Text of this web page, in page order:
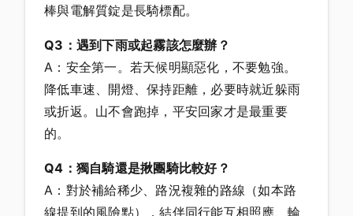
棒與電解質錠是長騎標配。
Q3：遇到下雨或起霧該怎麼辦？
A：安全第一。若天候明顯惡化，不要勉強。
降低車速、開燈、保持距離，必要時就近躲雨
或折返。山不會跑掉，平安回家才是最重要
的。
Q4：獨自騎還是揪團騎比較好？
A：對於補給稀少、路況複雜的路線（如本路
線提到的風險點），結伴同行能互相照應、輪